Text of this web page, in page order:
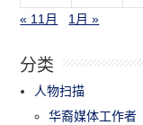
« 11月
1月 »
分类
人物扫描
华裔媒体工作者